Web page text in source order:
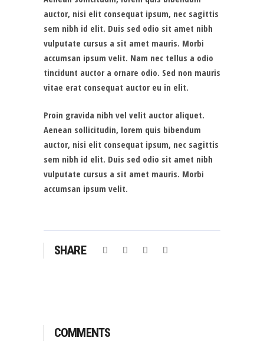
auctor, nisi elit consequat ipsum, nec sagittis
sem nibh id elit. Duis sed odio sit amet nibh
vulputate cursus a sit amet mauris. Morbi
accumsan ipsum velit. Nam nec tellus a odio
tincidunt auctor a ornare odio. Sed non mauris
vitae erat consequat auctor eu in elit.
Proin gravida nibh vel velit auctor aliquet.
Aenean sollicitudin, lorem quis bibendum
auctor, nisi elit consequat ipsum, nec sagittis
sem nibh id elit. Duis sed odio sit amet nibh
vulputate cursus a sit amet mauris. Morbi
accumsan ipsum velit.
SHARE
COMMENTS